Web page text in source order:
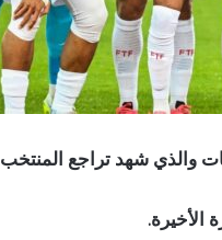
والذي شهد تراجع المنتخب
الأخيرة.